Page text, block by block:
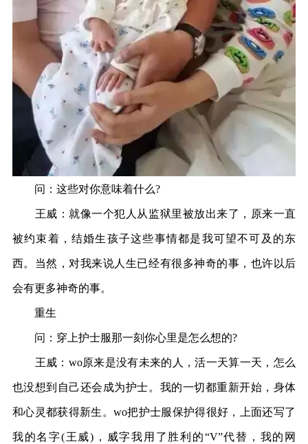
问：这些对你意味着什么?
王威：就像一个犯人从监狱里被放出来了，原来一直
被约束着，结婚生孩子这些事情都是我可望不可及的东
西。当然，对我来说人生已经有很多神奇的事，也许以后
会有更多神奇的事。
重生
问：穿上护士服那一刻你心里是怎么想的?
王威：wo原来是没有未来的人，活一天算一天，怎么
也没想到自己还会成为护士。我的一切都重新开始，身体
和心灵都获得新生。wo把护士服保护得很好，上面还写了
我的名字(王威)，威字我用了胜利的“V”代替，我的网